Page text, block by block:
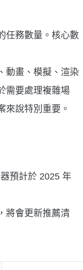
任務數量。核心數
動畫、模擬、渲染
需要處理複雜場
來說特別重要。
預計於 2025 年
將會更新推薦清